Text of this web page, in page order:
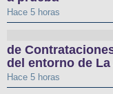
Hace 5 horas
de
del entorno de
Hace 5 horas